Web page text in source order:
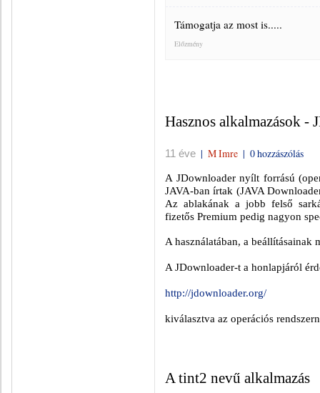
Támogatja az most is.....
Előzmény
Hasznos alkalmazások -
11 éve | M Imre | 0 hozzászólás
A JDownloader nyílt forrású
JAVA-ban írtak (JAVA
Az ablakának a jobb felső
fizetős Premium pedig nagyon
A használatában, a beállításainak
A JDownloader-t a honlapjáról
http://jdownloader.org/
kiválasztva az operációs
A tint2 nevű alkalmazás